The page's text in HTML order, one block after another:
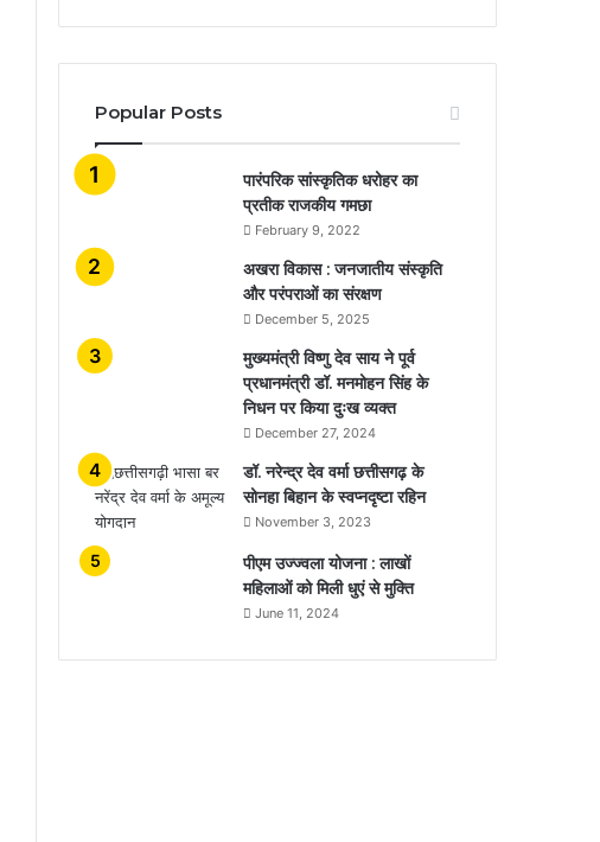
Popular Posts
​​​​​​​पारंपरिक सांस्कृतिक धरोहर का
प्रतीक राजकीय गमछा
February 9, 2022
अखरा विकास : जनजातीय संस्कृति
और परंपराओं का संरक्षण
December 5, 2025
मुख्यमंत्री विष्णु देव साय ने पूर्व
प्रधानमंत्री डॉ. मनमोहन सिंह के
निधन पर किया दुःख व्यक्त
December 27, 2024
डॉ. नरेन्द्र देव वर्मा छत्तीसगढ़ के
सोनहा बिहान के स्वप्नदृष्टा रहिन
November 3, 2023
पीएम उज्ज्वला योजना : लाखों
महिलाओं को मिली धुएं से मुक्ति
June 11, 2024